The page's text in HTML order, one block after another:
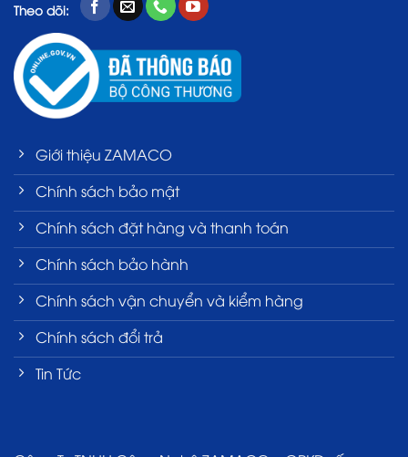
Theo dõi:
Giới thiệu ZAMACO
Chính sách bảo mật
Chính sách đặt hàng và thanh toán
Chính sách bảo hành
Chính sách vận chuyển và kiểm hàng
Chính sách đổi trả
Tin Tức